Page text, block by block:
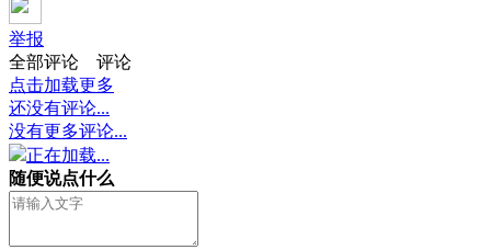
举报
全部评论
评论
点击加载更多
还没有评论...
没有更多评论...
正在加载...
随便说点什么